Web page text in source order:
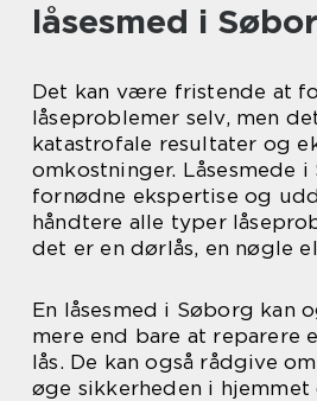
låsesmed i
Det kan være fristende at
låseproblemer selv, men
katastrofale resultater og
omkostninger. Låsesmede
fornødne ekspertise og
håndtere alle typer
det er en dørlås, en nøgle
En låsesmed i Søborg kan
mere end bare at reparere
lås. De kan også rådgive
øge sikkerheden i